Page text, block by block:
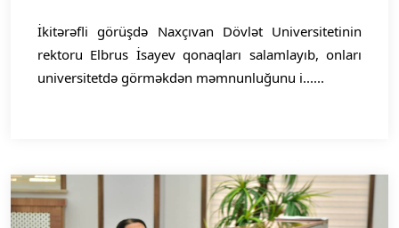
İkitərəfli görüşdə Naxçıvan Dövlət Universitetinin
rektoru Elbrus İsayev qonaqları salamlayıb, onları
universitetdə görməkdən məmnunluğunu i......